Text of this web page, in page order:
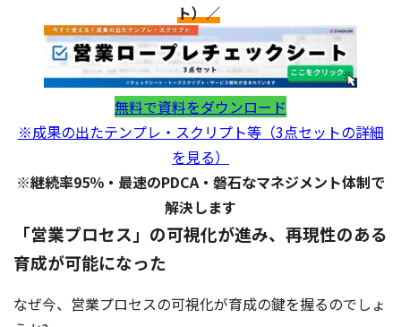
ト）／
無料で資料をダウンロード
※成果の出たテンプレ・スクリプト等（3点セットの詳細
を見る）
※継続率95％・最速のPDCA・磐石なマネジメント体制で
解決します
「営業プロセス」の可視化が進み、再現性のある
育成が可能になった
なぜ今、営業プロセスの可視化が育成の鍵を握るのでしょ